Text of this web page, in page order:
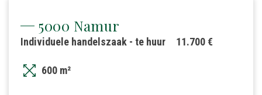
5000 Namur
11.700 €
Individuele handelszaak - te huur
600 m²